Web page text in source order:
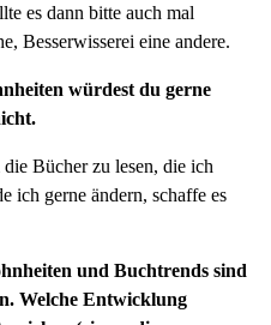
es dann bitte auch mal
Besserwisserei eine andere.
würdest du gerne
Bücher zu lesen, die ich
ich gerne ändern, schaffe es
und Buchtrends sind
Welche Entwicklung